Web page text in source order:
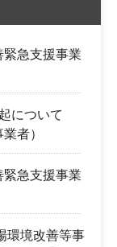
急支援事業
について
者）
急支援事業
環境改善等事